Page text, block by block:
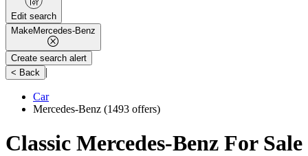
Edit search
MakeMercedes-Benz
Create search alert
< Back |
Car
Mercedes-Benz (1493 offers)
Classic Mercedes-Benz For Sale